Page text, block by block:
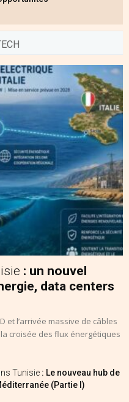
: un nouvel
data centers
et l’arrivée massive de câbles
croisée des flux énergétiques
Tunisie : Le nouveau hub de
(Partie I)